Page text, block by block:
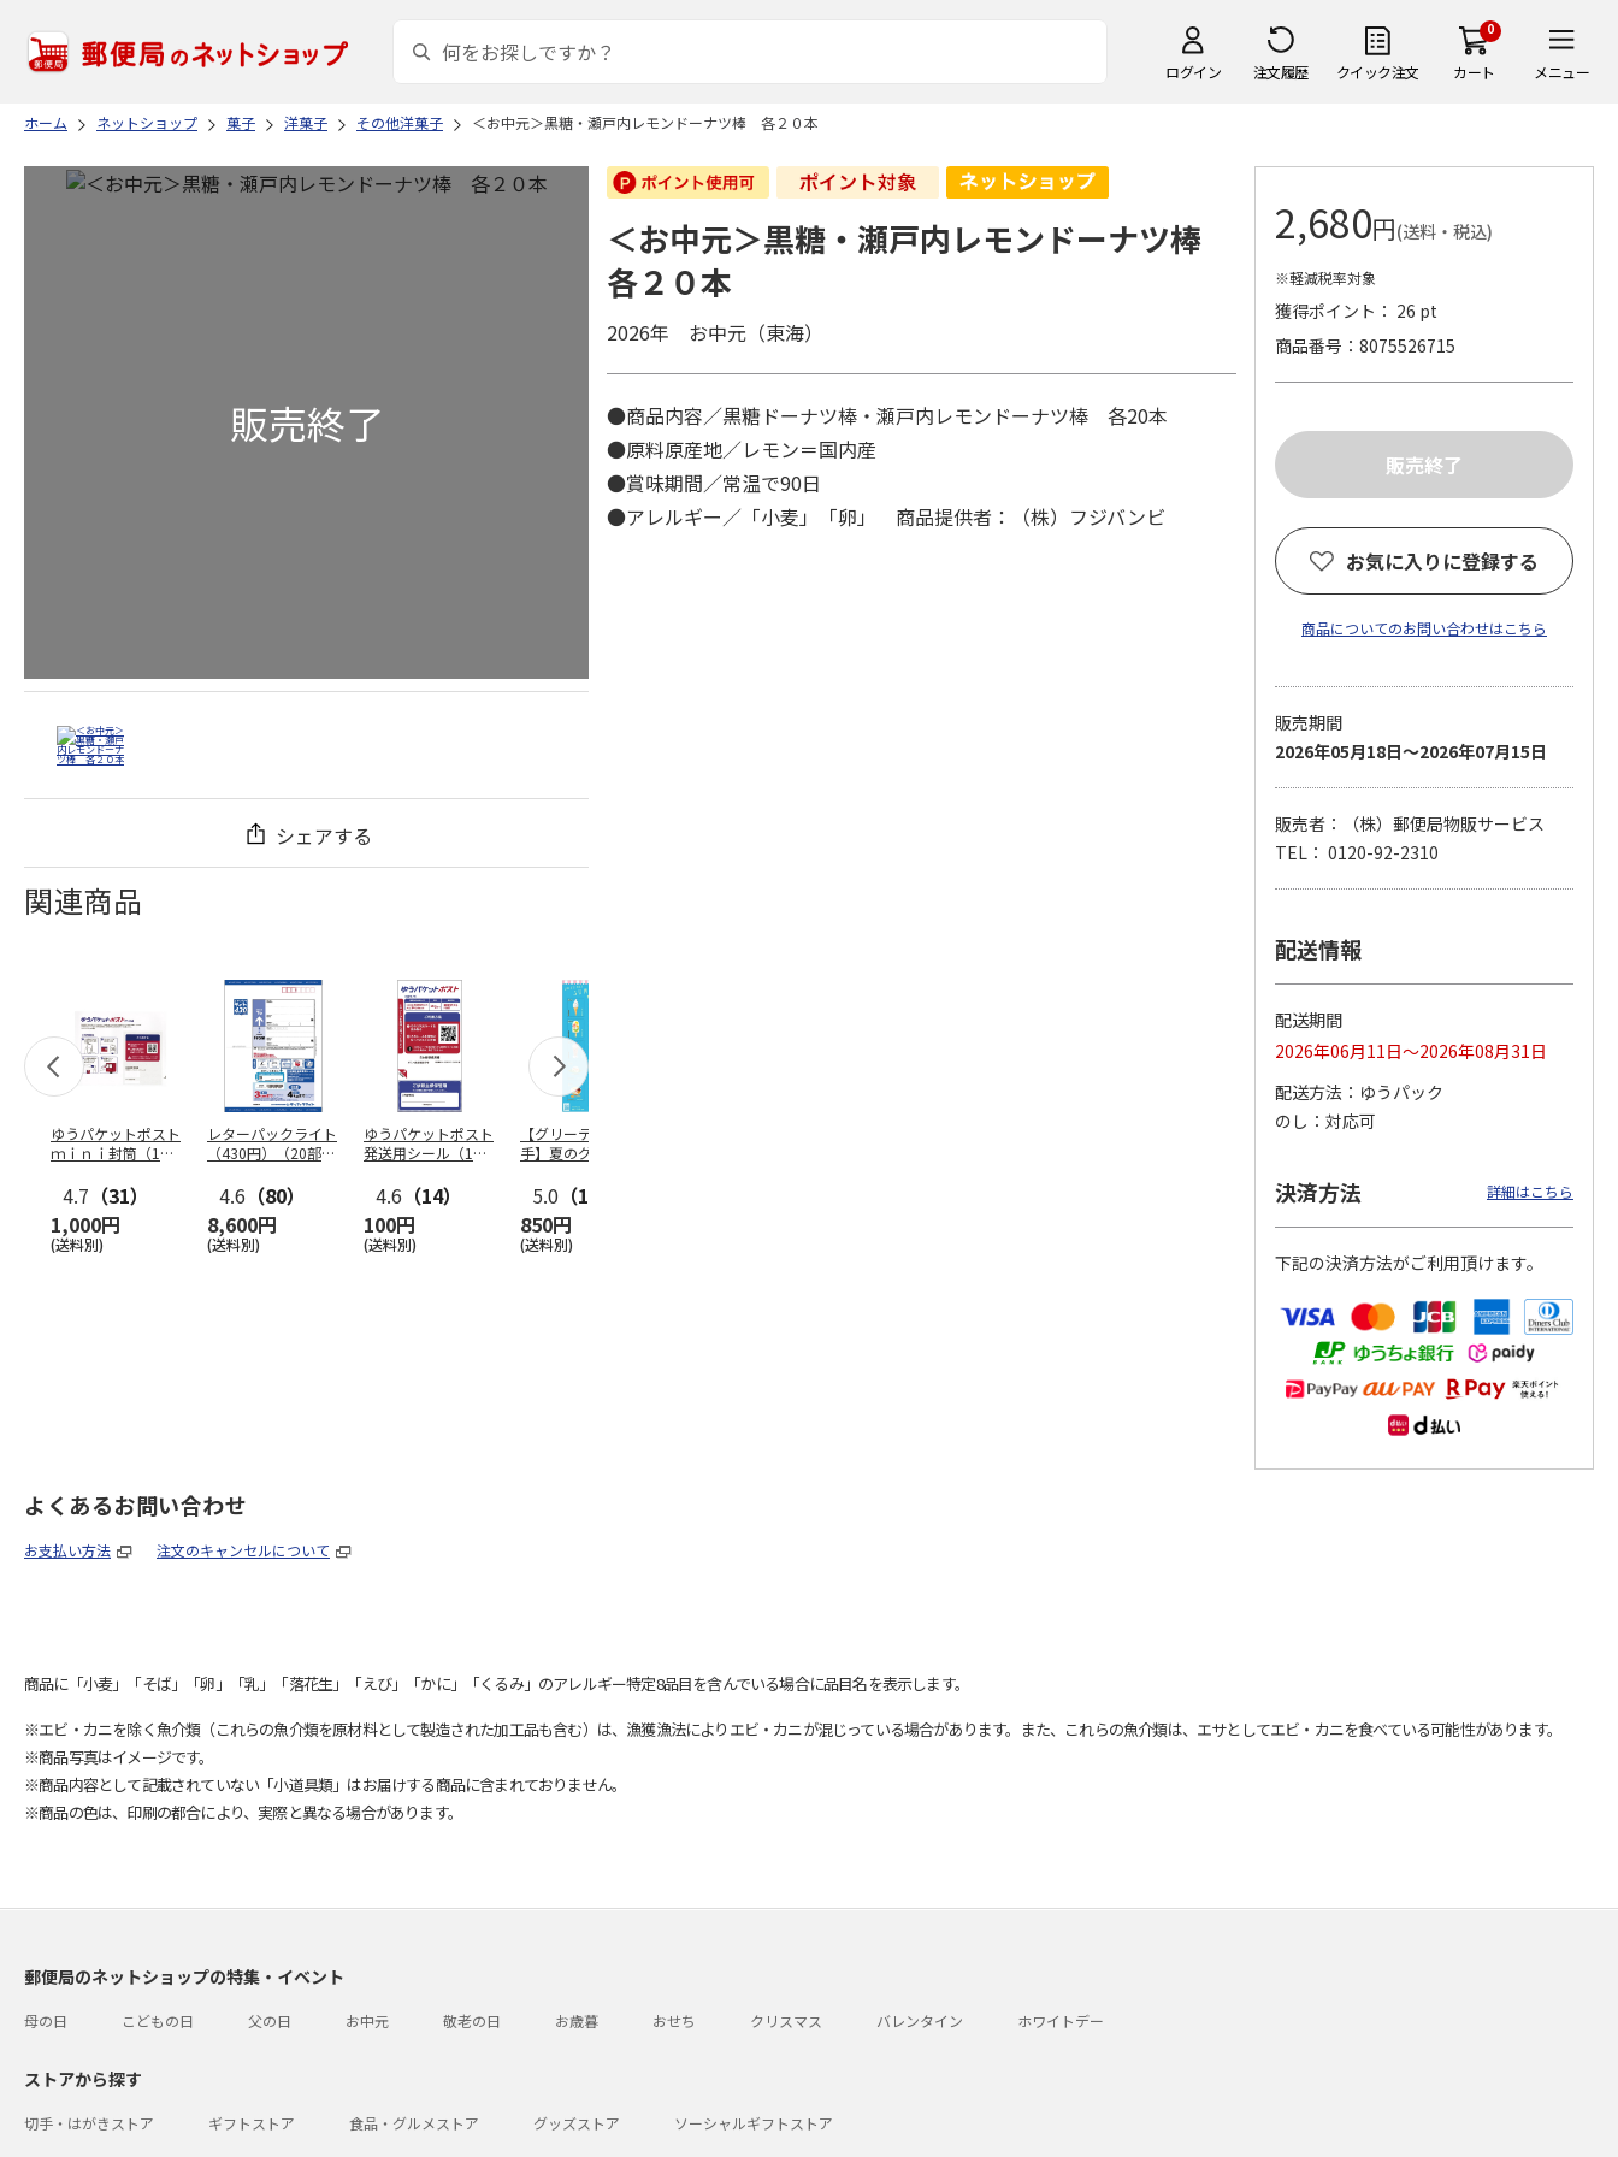
ログイン 注文履歴 クイック注文
0
カート メニュー
ホーム ネットショップ 菓子 洋菓子 その他洋菓子 ＜お中元＞黒糖・瀬戸内レモンドーナツ棒 各２０本
シェアする
関連商品
ゆうパケットポスト
ｍｉｎｉ封筒（1個
4.7 （31）
1,000円
(送料別)
レターパックライト
（430円）（20部セ
4.6 （80）
8,600円
(送料別)
ゆうパケットポスト
発送用シール（1個
4.6 （14）
100円
(送料別)
【グリーティング切
手】夏のグリーティ
5.0 （10）
850円
(送料別)
【グリーティング切
円…
4.8（11）
5,500円
4.6（7）
11,000円
＜お中元＞黒糖・瀬戸内レモンドーナツ棒
各２０本
2026年 お中元（東海）
●商品内容／黒糖ドーナツ棒・瀬戸内レモンドーナツ棒 各20本
●原料原産地／レモン＝国内産
●賞味期間／常温で90日
●アレルギー／「小麦」「卵」 商品提供者：（株）フジバンビ
2,680円(送料・税込)
※軽減税率対象
獲得ポイント： 26 pt
商品番号
8075526715
お気に入りに登録する
商品についてのお問い合わせはこちら
販売期間
2026年05月18日～2026年07月15日
販売者：（株）郵便局物販サービス
TEL： 0120-92-2310
配送情報
配送期間
2026年06月11日～2026年08月31日
配送方法
ゆうパック
のし
対応可
決済方法 詳細はこちら
下記の決済方法がご利用頂けます。
よくあるお問い合わせ
お支払い方法 注文のキャンセルについて
商品に「小麦」「そば」「卵」「乳」「落花生」「えび」「かに」「くるみ」のアレルギー特定8品目を含んでいる場合に品目名を表示します。
※エビ・カニを除く魚介類（これらの魚介類を原材料として製造された加工品も含む）は、漁獲漁法によりエビ・カニが混じっている場合があります。また、これらの魚介類は、エサとしてエビ・カニを食べている可能性があります。
※商品写真はイメージです。
※商品内容として記載されていない「小道具類」はお届けする商品に含まれておりません。
※商品の色は、印刷の都合により、実際と異なる場合があります。
郵便局のネットショップの特集・イベント
母の日 こどもの日 父の日 お中元 敬老の日 お歳暮 おせち クリスマス バレンタイン ホワイトデー
ストアから探す
切手・はがきストア ギフトストア 食品・グルメストア グッズストア ソーシャルギフトストア